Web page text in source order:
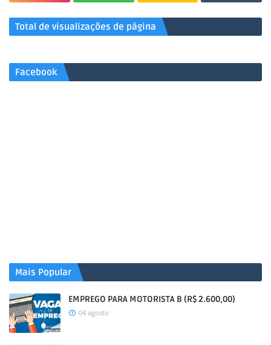
Total de visualizações de página
Facebook
Mais Popular
EMPREGO PARA MOTORISTA B (R$ 2.600,00)
04 agosto